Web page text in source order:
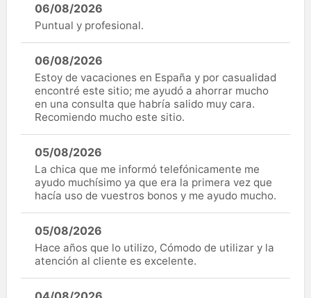
06/08/2026
Puntual y profesional.
06/08/2026
Estoy de vacaciones en España y por casualidad
encontré este sitio; me ayudó a ahorrar mucho
en una consulta que habría salido muy cara.
Recomiendo mucho este sitio.
05/08/2026
La chica que me informó telefónicamente me
ayudo muchísimo ya que era la primera vez que
hacía uso de vuestros bonos y me ayudo mucho.
05/08/2026
Hace años que lo utilizo, Cómodo de utilizar y la
atención al cliente es excelente.